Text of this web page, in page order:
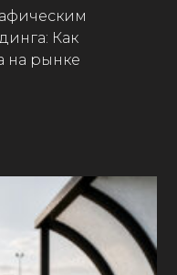
Как
на рынке